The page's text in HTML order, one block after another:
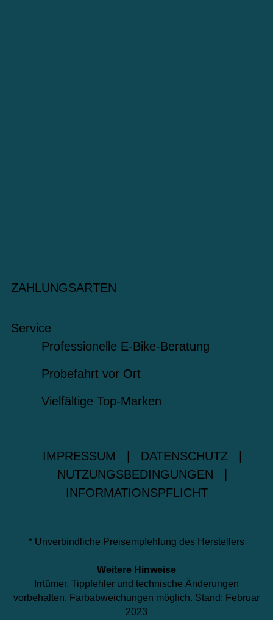
ZAHLUNGSARTEN
Service
Professionelle E-Bike-Beratung
Probefahrt vor Ort
Vielfältige Top-Marken
IMPRESSUM DATENSCHUTZ
NUTZUNGSBEDINGUNGEN
INFORMATIONSPFLICHT
* Unverbindliche Preisempfehlung des Herstellers
Weitere Hinweise
Irrtümer, Tippfehler und technische Änderungen
vorbehalten. Farbabweichungen möglich. Stand: Februar
2023